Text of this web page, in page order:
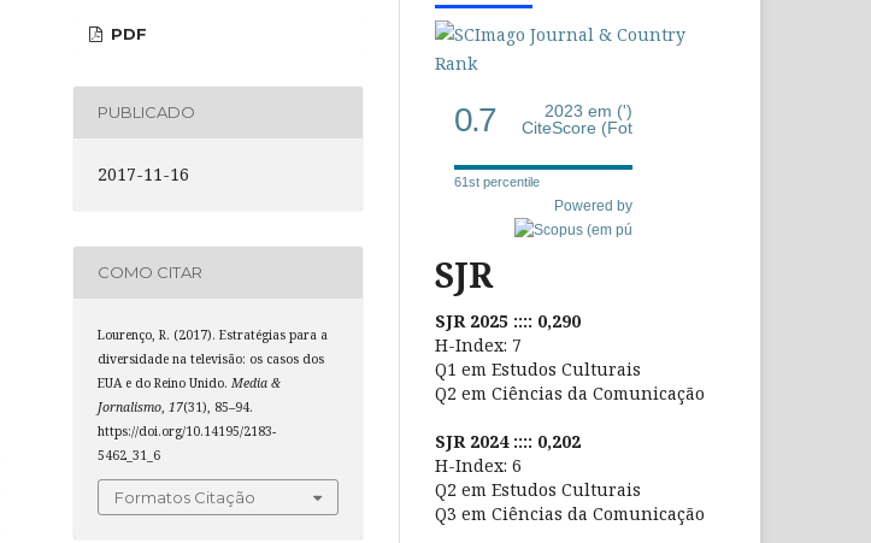
PDF
PUBLICADO
2017-11-16
COMO CITAR
Lourenço, R. (2017). Estratégias para a
diversidade na televisão: os casos dos
EUA e do Reino Unido. Media &
Jornalismo 17(31), 85–94.
https://doi.org/10.14195/2183-
5462_31_6
Formatos Citação
0.7
2023 em (')
CiteScore (Fot
61st percentile
Powered by
SJR
SJR 2025 :::: 0,290
H-Index: 7
Q1 em Estudos Culturais
Q2 em Ciências da Comunicação
SJR 2024 :::: 0,202
H-Index: 6
Q2 em Estudos Culturais
Q3 em Ciências da Comunicação